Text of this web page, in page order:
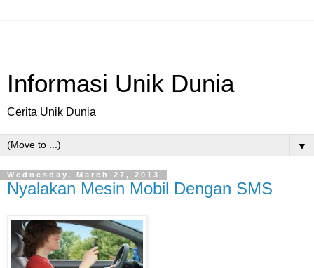
Informasi Unik Dunia
Cerita Unik Dunia
▼
Wednesday, March 27, 2013
Nyalakan Mesin Mobil Dengan SMS